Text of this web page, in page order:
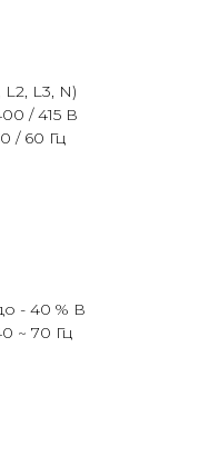
L3, N)
/ 415 В
/ 60 Гц
- 40 % В
~ 70 Гц